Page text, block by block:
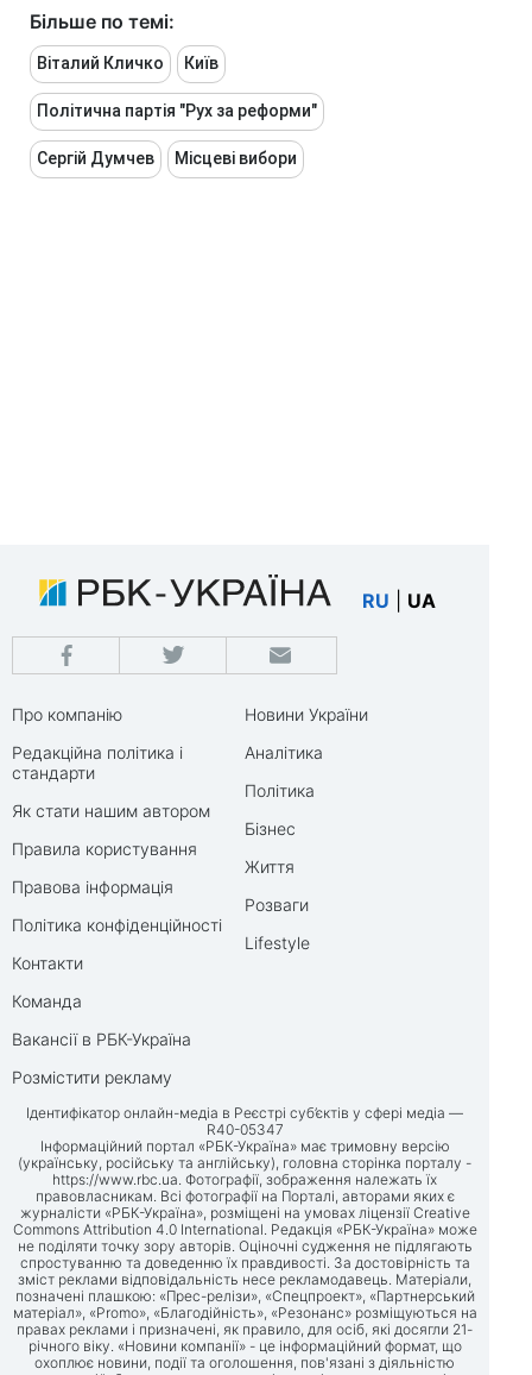
Більше по темі:
Віталий Кличко Київ
Політична партія "Рух за реформи"
Сергій Думчев Місцеві вибори
RU UA
Про компанію
Редакційна політика і
стандарти
Як стати нашим автором
Правила користування
Правова інформація
Політика конфіденційності
Контакти
Команда
Вакансії в РБК-Україна
Розмістити рекламу
Новини України
Аналітика
Політика
Бізнес
Життя
Розваги
Lifestyle
Ідентифікатор онлайн-медіа в Реєстрі суб’єктів у сфері медіа —
R40-05347
Інформаційний портал «РБК-Україна» має тримовну версію
(українську, російську та англійську), головна сторінка порталу -
https://www.rbc.ua. Фотографії, зображення належать їх
правовласникам. Всі фотографії на Порталі, авторами яких є
журналісти «РБК-Україна», розміщені на умовах ліцензії Creative
Commons Attribution 4.0 International. Редакція «РБК-Україна» може
не поділяти точку зору авторів. Оціночні судження не підлягають
спростуванню та доведенню їх правдивості. За достовірність та
зміст реклами відповідальність несе рекламодавець. Матеріали,
позначені плашкою: «Прес-релізи», «Спецпроект», «Партнерський
матеріал», «Promo», «Благодійність», «Резонанс» розміщуються на
правах реклами і призначені, як правило, для осіб, які досягли 21-
річного віку. «Новини компанії» - це інформаційний формат, що
охоплює новини, події та оголошення, пов'язані з діяльністю